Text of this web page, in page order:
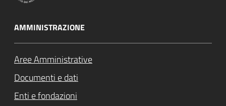
AMMINISTRAZIONE
Aree Amministrative
Documenti e dati
Enti e fondazioni